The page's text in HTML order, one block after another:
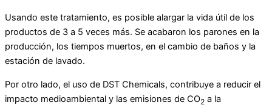
Usando este tratamiento, es posible alargar la vida útil de los
productos de 3 a 5 veces más. Se acabaron los parones en la
producción, los tiempos muertos, en el cambio de baños y la
estación de lavado.
Por otro lado, el uso de DST Chemicals, contribuye a reducir el
impacto medioambiental y las emisiones de CO2 a la